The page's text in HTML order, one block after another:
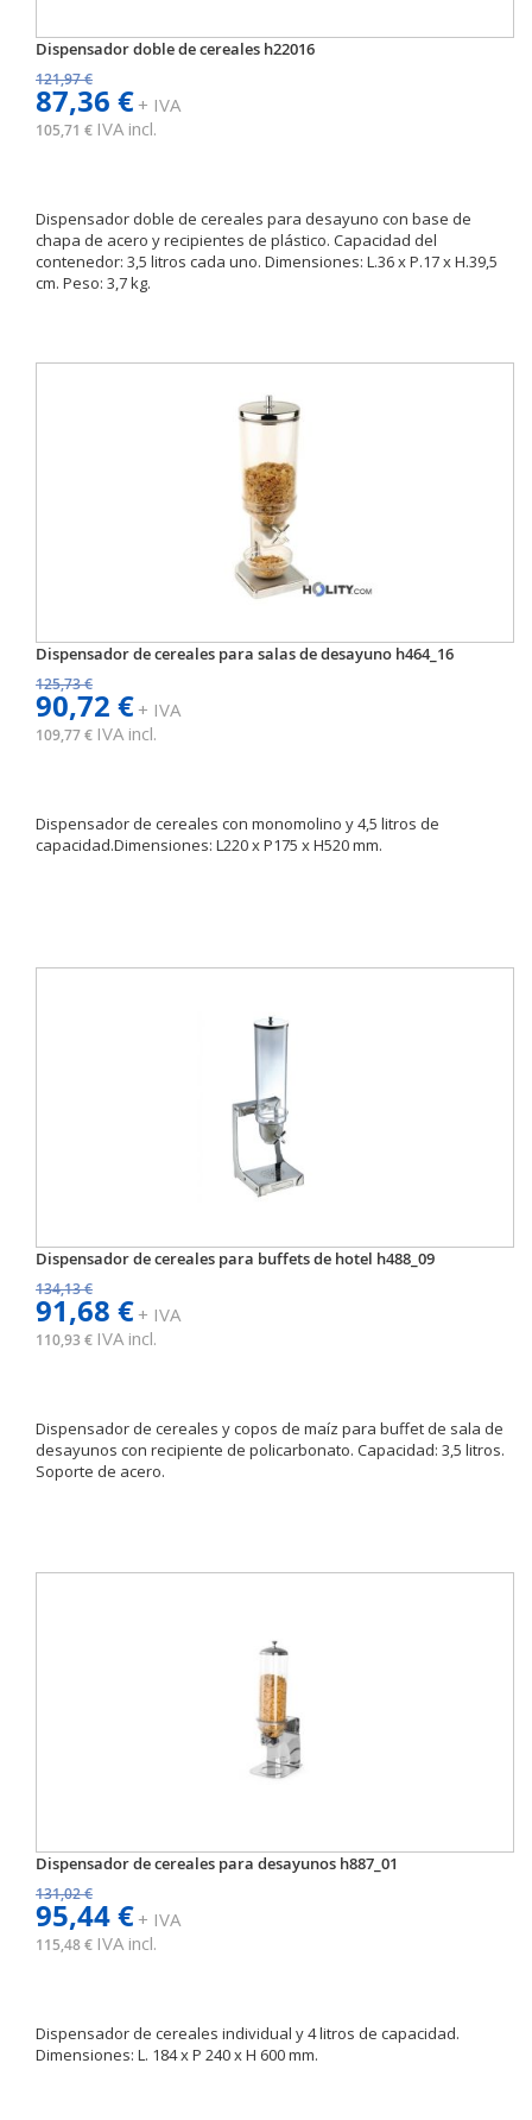
Dispensador doble de cereales h22016
121,97 €
87,36 €+ IVA
105,71 € IVA incl.
Dispensador doble de cereales para desayuno con base de
chapa de acero y recipientes de plástico. Capacidad del
contenedor: 3,5 litros cada uno. Dimensiones: L.36 x P.17 x H.39,5
cm. Peso: 3,7 kg.
Dispensador de cereales para salas de desayuno h464_16
125,73 €
90,72 €+ IVA
109,77 € IVA incl.
Dispensador de cereales con monomolino y 4,5 litros de
capacidad.Dimensiones: L220 x P175 x H520 mm.
Dispensador de cereales para buffets de hotel h488_09
134,13 €
91,68 €+ IVA
110,93 € IVA incl.
Dispensador de cereales y copos de maíz para buffet de sala de
desayunos con recipiente de policarbonato. Capacidad: 3,5 litros.
Soporte de acero.
Dispensador de cereales para desayunos h887_01
131,02 €
95,44 €+ IVA
115,48 € IVA incl.
Dispensador de cereales individual y 4 litros de capacidad.
Dimensiones: L. 184 x P 240 x H 600 mm.